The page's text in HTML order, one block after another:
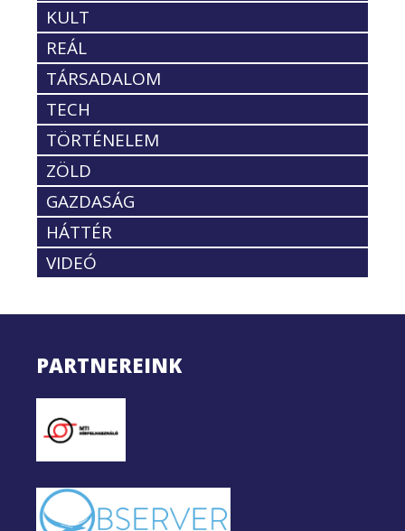
KULT
REÁL
TÁRSADALOM
TECH
TÖRTÉNELEM
ZÖLD
GAZDASÁG
HÁTTÉR
VIDEÓ
PARTNEREINK